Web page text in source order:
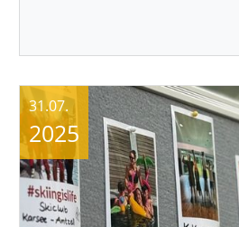
31.07.
2025